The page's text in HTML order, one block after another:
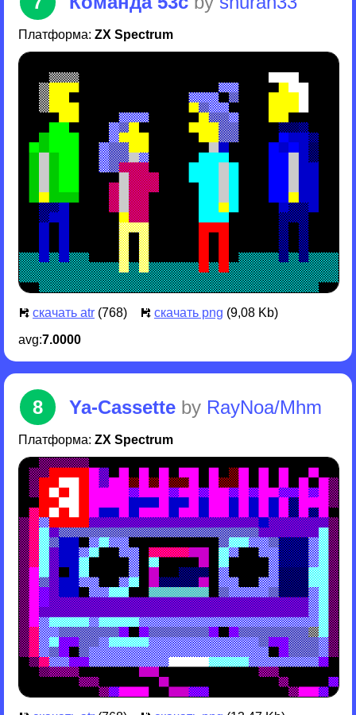
Платформа: ZX Spectrum
скачать atr (768) скачать png (9,08 Kb)
avg:7.0000
8 Ya-Cassette by RayNoa/Mhm
Платформа: ZX Spectrum